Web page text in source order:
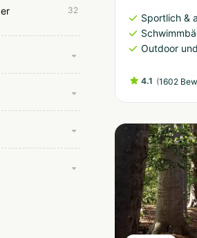
32
Sportlich &
Outdoor
4.1 (1602